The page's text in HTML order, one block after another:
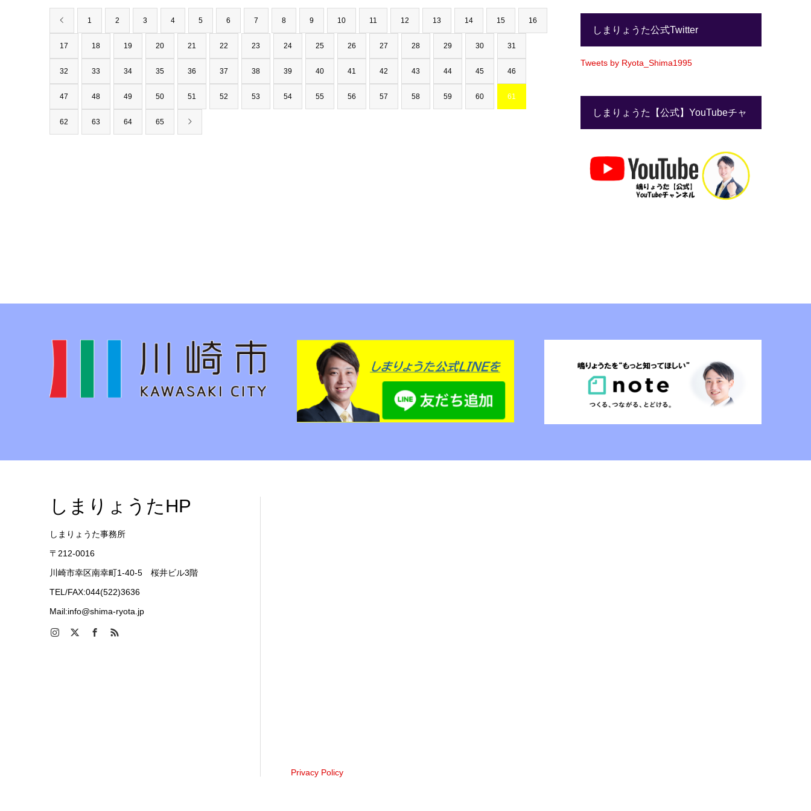
1 2 3 4 5 6 7 8 9 10 11 12 13 14 15 16
17 18 19 20 21 22 23 24 25 26 27 28 29 30 31
32 33 34 35 36 37 38 39 40 41 42 43 44 45 46
47 48 49 50 51 52 53 54 55 56 57 58 59 60 61
62 63 64 65
しまりょうた公式Twitter
Tweets by Ryota_Shima1995
しまりょうた【公式】YouTubeチャ
しまりょうたHP
しまりょうた事務所
〒212-0016
川崎市幸区南幸町1-40-5 桜井ビル3階
TEL/FAX:044(522)3636
Mail:info@shima-ryota.jp
Privacy Policy